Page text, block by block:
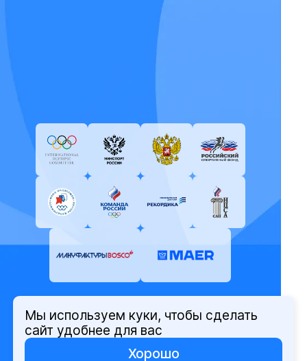
© Олимпийский комитет России,
2026
Политика защиты персональных
Мы используем куки, чтобы сделать
сайт удобнее для вас
Хорошо